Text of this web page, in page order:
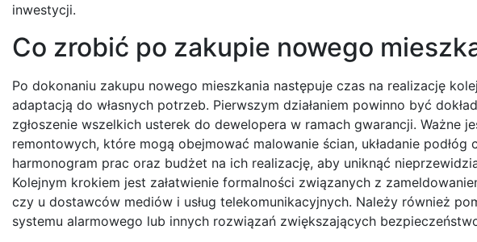
inwestycji.
Co zrobić po zakupie nowego
Po dokonaniu zakupu nowego mieszkania następuje czas na realizację
adaptacją do własnych potrzeb. Pierwszym działaniem powinno być
zgłoszenie wszelkich usterek do dewelopera w ramach gwarancji. Ważne
remontowych, które mogą obejmować malowanie ścian, układanie
harmonogram prac oraz budżet na ich realizację, aby uniknąć
Kolejnym krokiem jest załatwienie formalności związanych z
czy u dostawców mediów i usług telekomunikacyjnych. Należy również
systemu alarmowego lub innych rozwiązań zwiększających